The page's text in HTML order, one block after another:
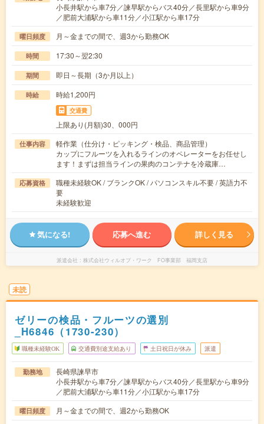
小長井駅から車7分／諫早駅からバス40分／長里駅から車9分
／肥前大浦駅から車11分／小江駅から車17分
曜日頻度 月～金までの間で、週3から勤務OK
時間 17:30～翌2:30
期間 即日～長期（3か月以上）
時給 時給1,200円
交通費
上限あり(月額)30、000円
仕事内容
軽作業（仕分け・ピッキング・検品、商品管理）
カップにフルーツを入れるラインのオペレーターをお任せし
ます！まずは担当ラインの果肉のコンテナを冷蔵庫…
応募資格
職種未経験OK / ブランクOK / パソコンスキル不要 / 英語力不
要
未経験歓迎
気になる! 応募へ進む 詳しく見る
派遣会社 株式会社ウィルオブ・ワーク FO事業部 福岡支店
未読
ゼリーの検品・フルーツの選別
_H6846（1730-230）
職種未経験OK 交通費別途支給あり 土日祝日が休み 派遣
勤務地
長崎県諫早市
小長井駅から車7分／諫早駅からバス40分／長里駅から車9分
／肥前大浦駅から車11分／小江駅から車17分
曜日頻度 月～金までの間で、週2から勤務OK